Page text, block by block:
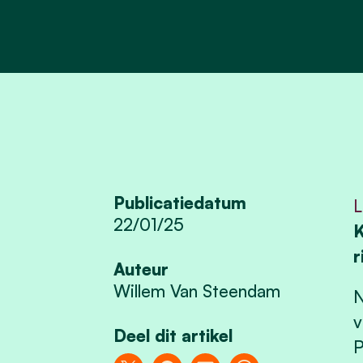
Publicatiedatum
22/01/25
Auteur
Willem Van Steendam
Deel dit artikel